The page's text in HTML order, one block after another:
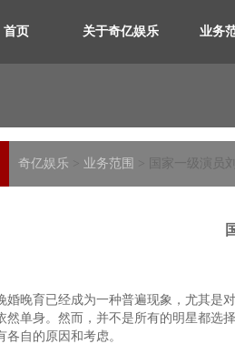
首页 关于奇亿娱乐 业务
奇亿娱乐 > 业务范围 > 国家一级演员
婚晚育已经成为一种普遍现象，尤其是
然单身。然而，并不是所有的明星都选
各自的原因和考虑。